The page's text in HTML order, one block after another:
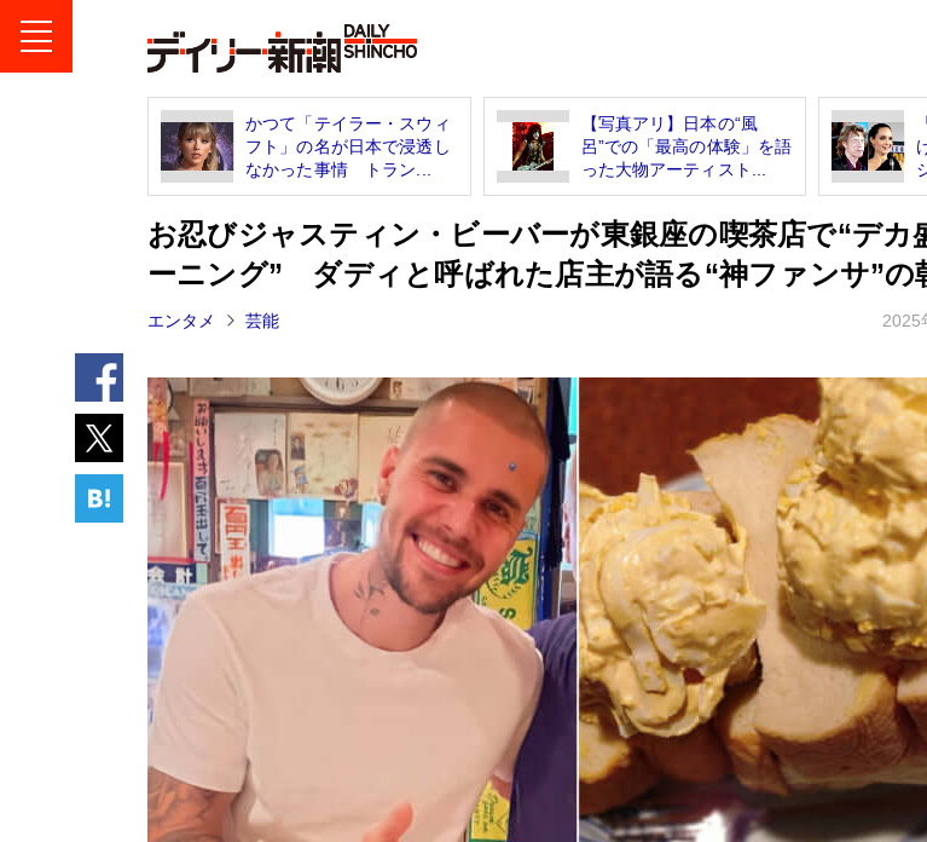
かつて「テイラー・スウィ
フト」の名が日本で浸透し
なかった事情 トラン...
【写真アリ】日本の“風
呂”での「最高の体験」を語
った大物アーティスト...
お忍びジャスティン・ビーバーが東銀座の喫茶店で“デカ
ーニング” ダディと呼ばれた店主が語る“神ファンサ”の
エンタメ 芸能 2025